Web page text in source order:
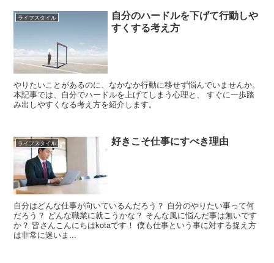
ライフスタイル
自分のハードルを下げて行動しや
すくする考え方
やりたいことがあるのに、なかなか行動に移せず悩んでいませんか。
本記事では、自分でハードルを上げてしまう心理と、 すぐに一歩踏
み出しやすくなる考え方を紹介します。
ライフスタイル 好きこそ仕事にすべき理由
自分はどんな仕事が向いているんだろう？ 自分のやりたい事って何
だろう？ どんな職業に就こうかな？ そんな風に悩んだ事は無いです
か？ 皆さんこんにちはkotaです！ 僕も仕事という事に対する捉え方
は非常に迷いま...